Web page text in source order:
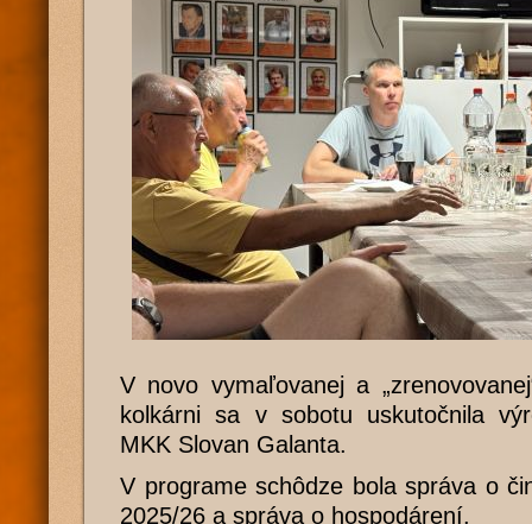
V novo vymaľovanej a
kolkárni sa v sobotu uskutočnila
MKK Slovan Galanta.
V programe schôdze bola správa o
2025/26 a správa o hospodárení.